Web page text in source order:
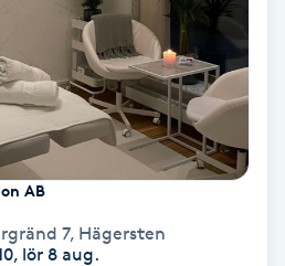
AB
7, Hägersten
lör 8 aug.